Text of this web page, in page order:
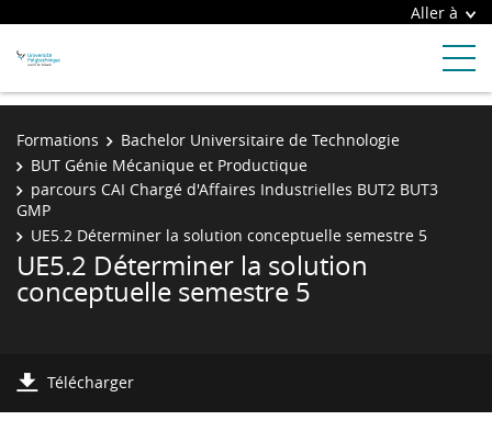
Aller à
Formations
Bachelor Universitaire de Technologie
BUT Génie Mécanique et Productique
parcours CAI Chargé d'Affaires Industrielles BUT2 BUT3
GMP
UE5.2 Déterminer la solution conceptuelle semestre 5
UE5.2 Déterminer la solution
conceptuelle semestre 5
Télécharger